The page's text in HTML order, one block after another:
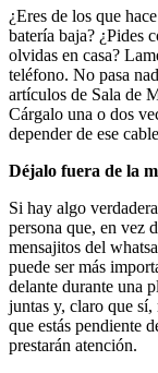
¿Eres de los que
batería baja? ¿Pides
olvidas en casa?
teléfono. No pasa
artículos de Sala de
Cárgalo una o dos
depender de ese
Déjalo fuera de la
Si hay algo
persona que, en vez
mensajitos del
puede ser más
delante durante una
juntas y, claro que sí,
que estás pendiente
prestarán atención.